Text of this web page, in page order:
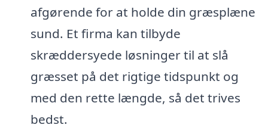
afgørende for at holde din græsplæne
sund. Et firma kan tilbyde
skræddersyede løsninger til at slå
græsset på det rigtige tidspunkt og
med den rette længde, så det trives
bedst.